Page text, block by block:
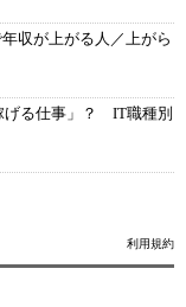
収が上がる人／上がら
げる仕事」？ IT職種別
利用規約